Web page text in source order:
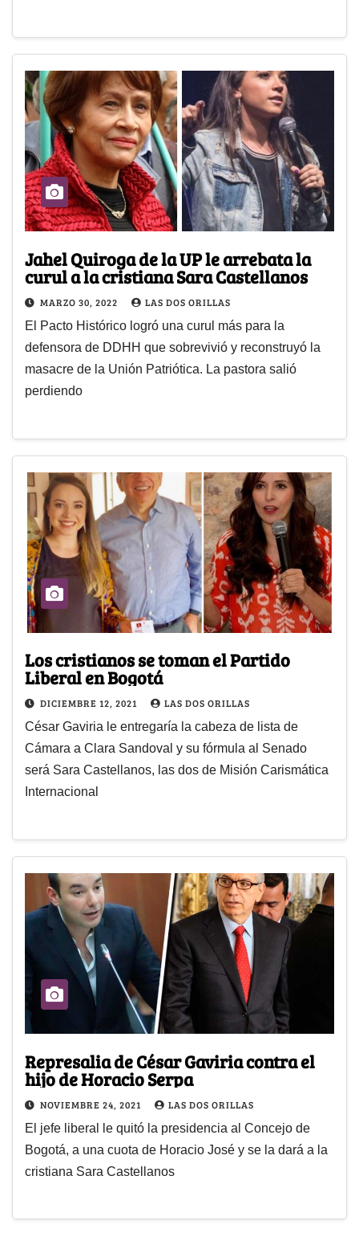
Jahel Quiroga de la UP le arrebata la
curul a la cristiana Sara Castellanos
MARZO 30, 2022 LAS DOS ORILLAS
El Pacto Histórico logró una curul más para la
defensora de DDHH que sobrevivió y reconstruyó la
masacre de la Unión Patriótica. La pastora salió
perdiendo
Los cristianos se toman el Partido
Liberal en Bogotá
DICIEMBRE 12, 2021 LAS DOS ORILLAS
César Gaviria le entregaría la cabeza de lista de
Cámara a Clara Sandoval y su fórmula al Senado
será Sara Castellanos, las dos de Misión Carismática
Internacional
Represalia de César Gaviria contra el
hijo de Horacio Serpa
NOVIEMBRE 24, 2021 LAS DOS ORILLAS
El jefe liberal le quitó la presidencia al Concejo de
Bogotá, a una cuota de Horacio José y se la dará a la
cristiana Sara Castellanos